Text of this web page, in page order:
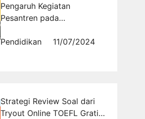
Pengaruh Kegiatan
Pesantren pada
Santri di Al Masoem
Pendidikan 11/07/2024
Strategi Review Soal dari
Tryout Online TOEFL Gratis